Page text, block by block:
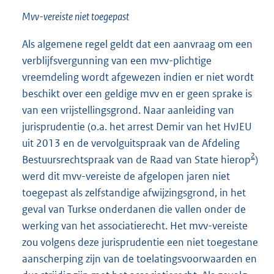
Mvv-vereiste niet toegepast
Als algemene regel geldt dat een aanvraag om een
verblijfsvergunning van een mvv-plichtige
vreemdeling wordt afgewezen indien er niet wordt
beschikt over een geldige mvv en er geen sprake is
van een vrijstellingsgrond. Naar aanleiding van
jurisprudentie (o.a. het arrest Demir van het HvJEU
uit 2013 en de vervolguitspraak van de Afdeling
Bestuursrechtspraak van de Raad van State hierop2)
werd dit mvv-vereiste de afgelopen jaren niet
toegepast als zelfstandige afwijzingsgrond, in het
geval van Turkse onderdanen die vallen onder de
werking van het associatierecht. Het mvv-vereiste
zou volgens deze jurisprudentie een niet toegestane
aanscherping zijn van de toelatingsvoorwaarden en